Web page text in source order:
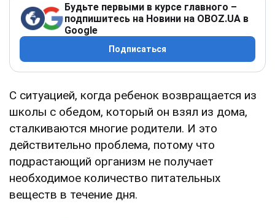
Будьте первыми в курсе главного –
подпишитесь на Новини на OBOZ.UA в
Google
Подписаться
С ситуацией, когда ребенок возвращается из
школы с обедом, который он взял из дома,
сталкиваются многие родители. И это
действительно проблема, потому что
подрастающий организм не получает
необходимое количество питательных
веществ в течение дня.